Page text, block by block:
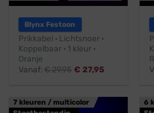
Blynx Festoon
Prikkabel · Lichtsnoer ·
Koppelbaar · 1 kleur ·
Oranje
Vanaf:€29,95 € 27,95
7 kleuren / multicolor
6